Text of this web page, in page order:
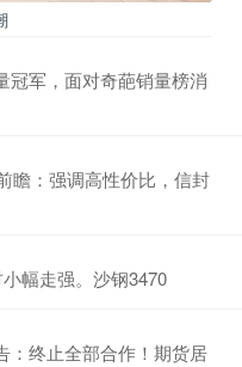
冠军，面对奇葩销量榜消
瞻：强调高性价比，信封
幅走强。沙钢3470
：终止全部合作！期货居